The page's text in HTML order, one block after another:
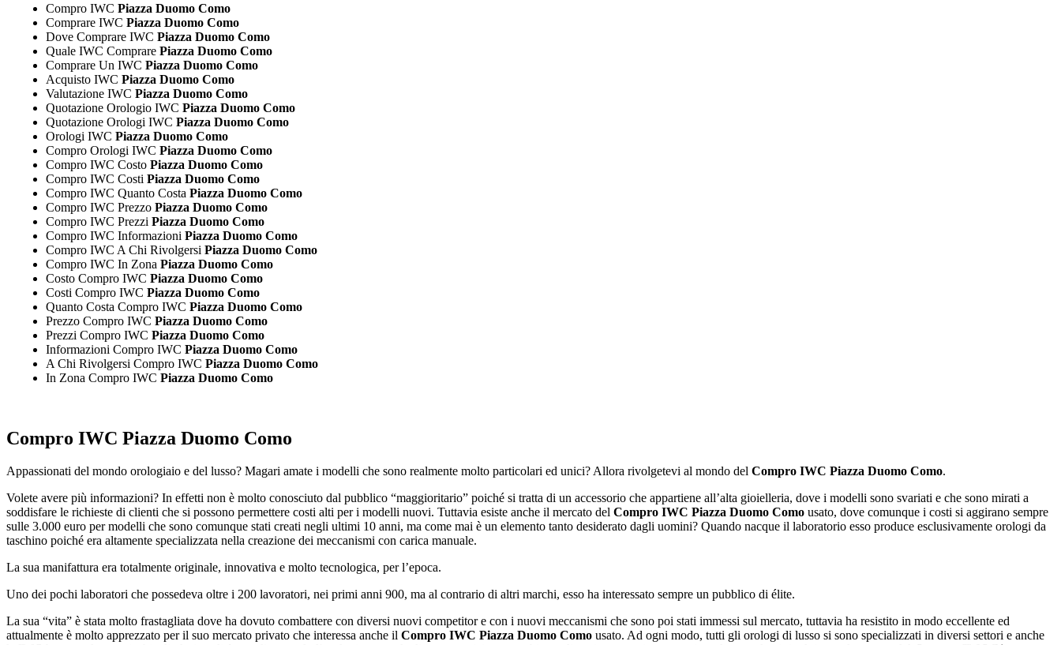
Compro IWC Piazza Duomo Como
Comprare IWC Piazza Duomo Como
Dove Comprare IWC Piazza Duomo Como
Quale IWC Comprare Piazza Duomo Como
Comprare Un IWC Piazza Duomo Como
Acquisto IWC Piazza Duomo Como
Valutazione IWC Piazza Duomo Como
Quotazione Orologio IWC Piazza Duomo Como
Quotazione Orologi IWC Piazza Duomo Como
Orologi IWC Piazza Duomo Como
Compro Orologi IWC Piazza Duomo Como
Compro IWC Costo Piazza Duomo Como
Compro IWC Costi Piazza Duomo Como
Compro IWC Quanto Costa Piazza Duomo Como
Compro IWC Prezzo Piazza Duomo Como
Compro IWC Prezzi Piazza Duomo Como
Compro IWC Informazioni Piazza Duomo Como
Compro IWC A Chi Rivolgersi Piazza Duomo Como
Compro IWC In Zona Piazza Duomo Como
Costo Compro IWC Piazza Duomo Como
Costi Compro IWC Piazza Duomo Como
Quanto Costa Compro IWC Piazza Duomo Como
Prezzo Compro IWC Piazza Duomo Como
Prezzi Compro IWC Piazza Duomo Como
Informazioni Compro IWC Piazza Duomo Como
A Chi Rivolgersi Compro IWC Piazza Duomo Como
In Zona Compro IWC Piazza Duomo Como
Compro IWC Piazza Duomo Como
Appassionati del mondo orologiaio e del lusso? Magari amate i modelli che sono realmente molto particolari ed unici? Allora rivolgetevi al mondo del Compro IWC Piazza Duomo Como.
Volete avere più informazioni? In effetti non è molto conosciuto dal pubblico “maggioritario” poiché si tratta di un accessorio che appartiene all’alta gioielleria, dove i modelli sono svariati e che sono mirati a
soddisfare le richieste di clienti che si possono permettere costi alti per i modelli nuovi. Tuttavia esiste anche il mercato del Compro IWC Piazza Duomo Como usato, dove comunque i costi si aggirano sempre
sulle 3.000 euro per modelli che sono comunque stati creati negli ultimi 10 anni, ma come mai è un elemento tanto desiderato dagli uomini? Quando nacque il laboratorio esso produce esclusivamente orologi da
taschino poiché era altamente specializzata nella creazione dei meccanismi con carica manuale.
La sua manifattura era totalmente originale, innovativa e molto tecnologica, per l’epoca.
Uno dei pochi laboratori che possedeva oltre i 200 lavoratori, nei primi anni 900, ma al contrario di altri marchi, esso ha interessato sempre un pubblico di élite.
La sua “vita” è stata molto frastagliata dove ha dovuto combattere con diversi nuovi competitor e con i nuovi meccanismi che sono poi stati immessi sul mercato, tuttavia ha resistito in modo eccellente ed
attualmente è molto apprezzato per il suo mercato privato che interessa anche il Compro IWC Piazza Duomo Como usato. Ad ogni modo, tutti gli orologi di lusso si sono specializzati in diversi settori e anche